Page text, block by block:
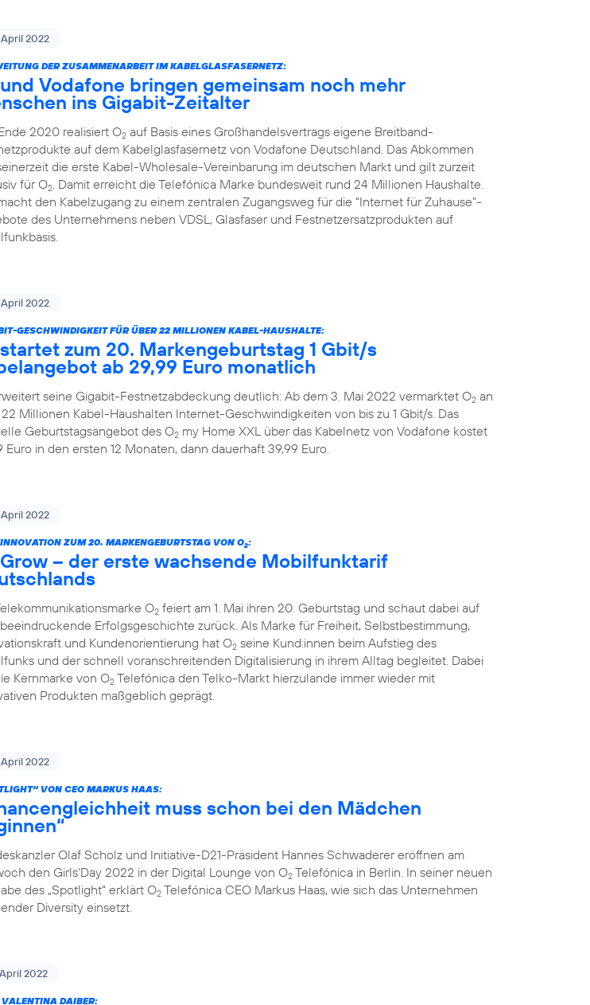
April 2022
DER ZUSAMMENARBEIT IM KABELGLASFASERNETZ:
und Vodafone bringen gemeinsam noch mehr
ins Gigabit-Zeitalter
2020 realisiert O2 auf Basis eines Großhandelsvertrags eigene Breitband-
auf dem Kabelglasfasernetz von Vodafone Deutschland. Das Abkommen
die erste Kabel-Wholesale-Vereinbarung im deutschen Markt und gilt zurzeit
für O2 . Damit erreicht die Telefónica Marke bundesweit rund 24 Millionen Haushalte.
den Kabelzugang zu einem zentralen Zugangsweg für die “Internet für Zuhause”-
des Unternehmens neben VDSL, Glasfaser und Festnetzersatzprodukten auf
April 2022
GESCHWINDIGKEIT FÜR ÜBER 22 MILLIONEN KABEL-HAUSHALTE:
startet zum 20. Markengeburtstag 1 Gbit/s
ab 29,99 Euro monatlich
seine Gigabit-Festnetzabdeckung deutlich: Ab dem 3. Mai 2022 vermarktet O2 an
Millionen Kabel-Haushalten Internet-Geschwindigkeiten von bis zu 1 Gbit/s. Das
Geburtstagsangebot des O2 my Home XXL über das Kabelnetz von Vodafone kostet
Euro in den ersten 12 Monaten, dann dauerhaft 39,99 Euro.
April 2022
ZUM 20. MARKENGEBURTSTAG VON O2:
Grow – der erste wachsende Mobilfunktarif
O2 feiert am 1. Mai ihren 20. Geburtstag und schaut dabei auf
Erfolgsgeschichte zurück. Als Marke für Freiheit, Selbstbestimmung,
und Kundenorientierung hat O2 seine Kund:innen beim Aufstieg des
und der schnell voranschreitenden Digitalisierung in ihrem Alltag begleitet. Dabei
Kernmarke von O2 Telefónica den Telko-Markt hierzulande immer wieder mit
Produkten maßgeblich geprägt.
April 2022
VON CEO MARKUS HAAS:
muss schon bei den Mädchen
Olaf Scholz und Initiative-D21-Präsident Hannes Schwaderer eröffnen am
den Girls‘Day 2022 in der Digital Lounge von O2 Telefónica in Berlin. In seiner neuen
des „Spotlight“ erklärt O2 Telefónica CEO Markus Haas, wie sich das Unternehmen
Diversity einsetzt.
2022
VALENTINA DAIBER: